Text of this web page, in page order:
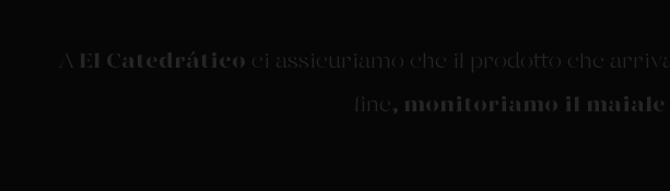
A El Catedrático ci assicuriamo che il prodotto che
fine, monitoriamo il